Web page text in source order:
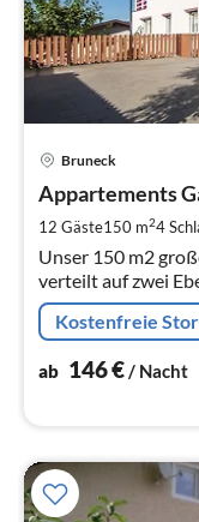
Bruneck
Appartements
12 Gäste150 m24
Unser 150 m2
verteilt auf zwei
Personen – ideal
Kostenfreie
ab 146€ / Nacht